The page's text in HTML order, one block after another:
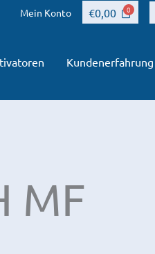
Mein Konto €0,00
Kundenerfahrung
MF